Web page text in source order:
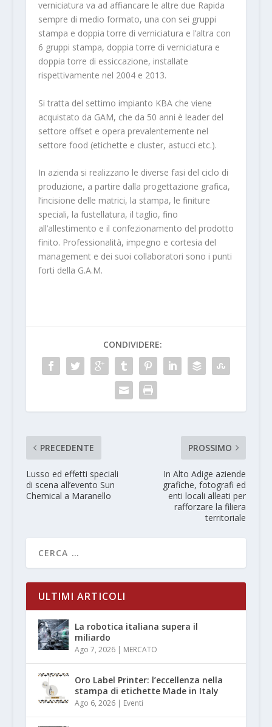
verniciatura va ad affiancare le altre due Rapida
sempre di medio formato, una con sei gruppi
stampa e doppia torre di verniciatura e l’altra con
6 gruppi stampa, doppia torre di verniciatura e
doppia torre di essiccazione, installate
rispettivamente nel 2004 e 2013.
Si tratta del settimo impianto KBA che viene
acquistato da GAM, che da 50 anni è leader del
settore offset e opera prevalentemente nel
settore food (etichette e cluster, astucci etc.).
In azienda si realizzano le diverse fasi del ciclo di
produzione, a partire dalla progettazione grafica,
l’incisione delle matrici, la stampa, le finiture
speciali, la fustellatura, il taglio, fino
all’allestimento e il confezionamento del prodotto
finito. Professionalità, impegno e cortesia del
management e dei suoi collaboratori sono i punti
forti della G.A.M.
CONDIVIDERE:
PRECEDENTE
Lusso ed effetti speciali
di scena all’evento Sun
Chemical a Maranello
PROSSIMO
In Alto Adige aziende
grafiche, fotografi ed
enti locali alleati per
rafforzare la filiera
territoriale
ULTIMI ARTICOLI
La robotica italiana supera il
miliardo
Ago 7, 2026| MERCATO
Oro Label Printer: l’eccellenza nella
stampa di etichette Made in Italy
Ago 6, 2026| Eventi